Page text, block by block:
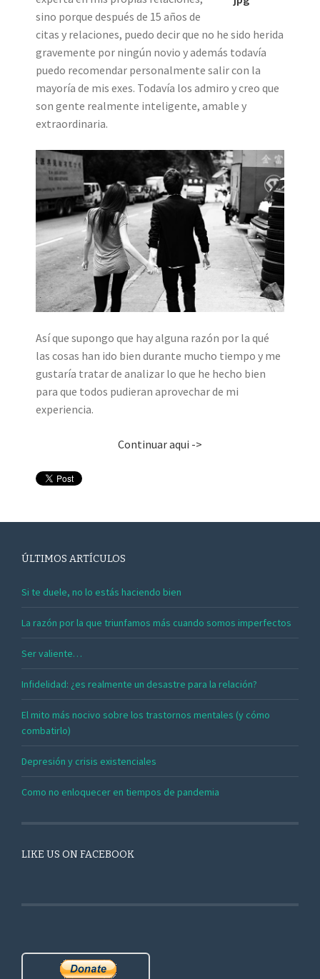
sino porque después de 15 años de
citas y relaciones, puedo decir que no he sido herida
gravemente por ningún novio y además todavía
puedo recomendar personalmente salir con la
mayoría de mis exes. Todavía los admiro y creo que
son gente realmente inteligente, amable y
extraordinaria.
Así que supongo que hay alguna razón por la qué
las cosas han ido bien durante mucho tiempo y me
gustaría tratar de analizar lo que he hecho bien
para que todos pudieran aprovechar de mi
experiencia.
Continuar aqui ->
ÚLTIMOS ARTÍCULOS
Si te duele, no lo estás haciendo bien
La razón por la que triunfamos más cuando somos imperfectos
Ser valiente…
Infidelidad: ¿es realmente un desastre para la relación?
El mito más nocivo sobre los trastornos mentales (y cómo
combatirlo)
Depresión y crisis existenciales
Como no enloquecer en tiempos de pandemia
LIKE US ON FACEBOOK